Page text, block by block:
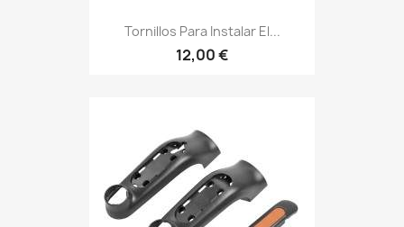
Tornillos Para Instalar El...
12,00 €